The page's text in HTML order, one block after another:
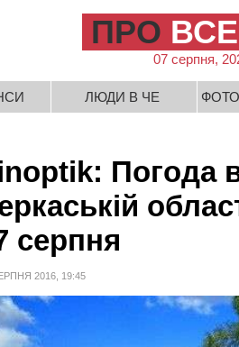
ПРО ВСЕ
07 серпня,
ЛЮДИ В ЧЕ
Погода
серпня
2016, 19:45